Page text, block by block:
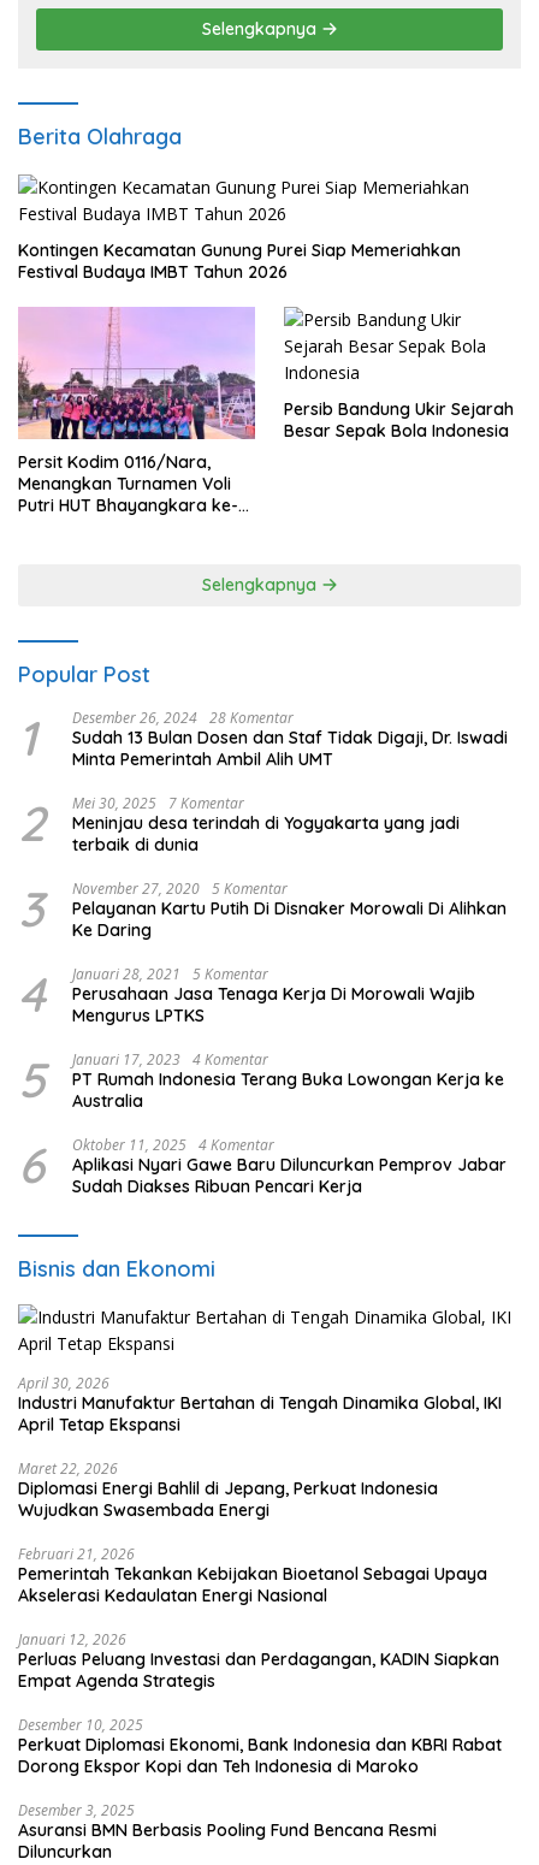
Selengkapnya
Berita Olahraga
Kontingen Kecamatan Gunung Purei Siap Memeriahkan
Festival Budaya IMBT Tahun 2026
Persit Kodim 0116/Nara,
Menangkan Turnamen Voli
Putri HUT Bhayangkara ke-
Persib Bandung Ukir Sejarah
Besar Sepak Bola Indonesia
Selengkapnya
Popular Post
1 Desember 26, 2024 28 Komentar
Sudah 13 Bulan Dosen dan Staf Tidak Digaji, Dr. Iswadi
Minta Pemerintah Ambil Alih UMT
2 Mei 30, 2025 7 Komentar
Meninjau desa terindah di Yogyakarta yang jadi
terbaik di dunia
3 November 27, 2020 5 Komentar
Pelayanan Kartu Putih Di Disnaker Morowali Di Alihkan
Ke Daring
4 Januari 28, 2021 5 Komentar
Perusahaan Jasa Tenaga Kerja Di Morowali Wajib
Mengurus LPTKS
5 Januari 17, 2023 4 Komentar
PT Rumah Indonesia Terang Buka Lowongan Kerja ke
Australia
6 Oktober 11, 2025 4 Komentar
Aplikasi Nyari Gawe Baru Diluncurkan Pemprov Jabar
Sudah Diakses Ribuan Pencari Kerja
Bisnis dan Ekonomi
April 30, 2026
Industri Manufaktur Bertahan di Tengah Dinamika Global, IKI
April Tetap Ekspansi
Maret 22, 2026
Diplomasi Energi Bahlil di Jepang, Perkuat Indonesia
Wujudkan Swasembada Energi
Februari 21, 2026
Pemerintah Tekankan Kebijakan Bioetanol Sebagai Upaya
Akselerasi Kedaulatan Energi Nasional
Januari 12, 2026
Perluas Peluang Investasi dan Perdagangan, KADIN Siapkan
Empat Agenda Strategis
Desember 10, 2025
Perkuat Diplomasi Ekonomi, Bank Indonesia dan KBRI Rabat
Dorong Ekspor Kopi dan Teh Indonesia di Maroko
Desember 3, 2025
Asuransi BMN Berbasis Pooling Fund Bencana Resmi
Diluncurkan